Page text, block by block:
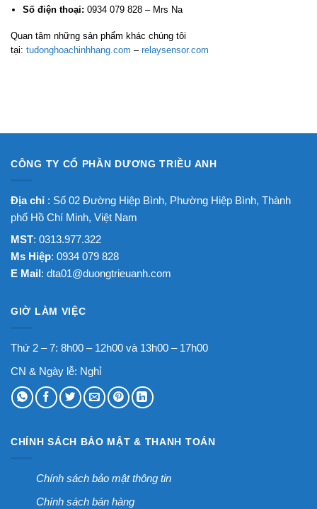
Số điện thoại: 0934 079 828 – Mrs Na
Quan tâm những sản phẩm khác chúng tôi
tại: tudonghoachinhhang.com – relaysensor.com
CÔNG TY CỔ PHẦN DƯƠNG TRIỀU ANH
Địa chỉ : Số 02 Đường Hiệp Bình, Phường Hiệp Bình, Thành
phố Hồ Chí Minh, Việt Nam
MST: 0313.977.322
Ms Hiệp: 0934 079 828
E Mail: dta01@duongtrieuanh.com
GIỜ LÀM VIỆC
Thứ 2 – 7: 8h00 – 12h00 và 13h00 – 17h00
CN & Ngày lễ: Nghỉ
CHÍNH SÁCH BẢO MẬT & THANH TOÁN
Chính sách bảo mật thông tin
Chính sách bán hàng